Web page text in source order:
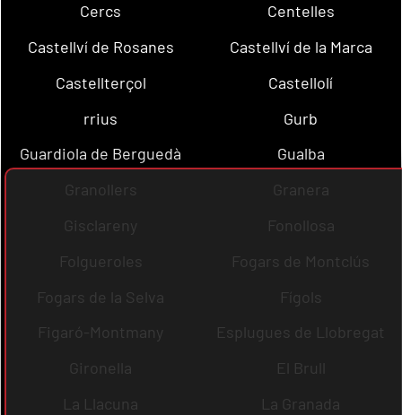
Cercs
Centelles
Castellví de Rosanes
Castellví de la Marca
Castellterçol
Castellolí
rrius
Gurb
Guardiola de Berguedà
Gualba
Granollers
Granera
Gisclareny
Fonollosa
Folgueroles
Fogars de Montclús
Fogars de la Selva
Fígols
Figaró-Montmany
Esplugues de Llobregat
Gironella
El Brull
La Llacuna
La Granada